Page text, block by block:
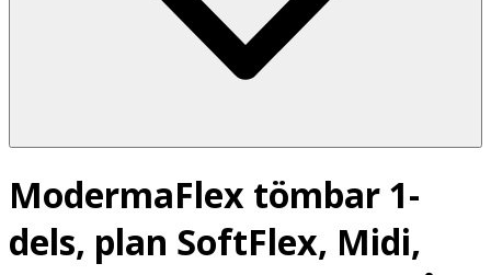
ModermaFlex tömbar 1-
dels, plan SoftFlex, Midi,